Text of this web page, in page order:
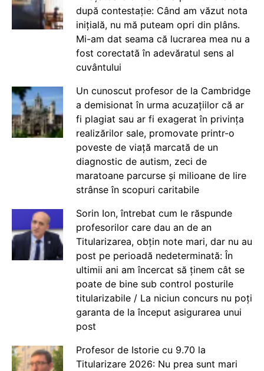
după contestație: Când am văzut nota
inițială, nu mă puteam opri din plâns.
Mi-am dat seama că lucrarea mea nu a
fost corectată în adevăratul sens al
cuvântului
Un cunoscut profesor de la Cambridge
a demisionat în urma acuzațiilor că ar
fi plagiat sau ar fi exagerat în privința
realizărilor sale, promovate printr-o
poveste de viață marcată de un
diagnostic de autism, zeci de
maratoane parcurse și milioane de lire
strânse în scopuri caritabile
Sorin Ion, întrebat cum le răspunde
profesorilor care dau an de an
Titularizarea, obțin note mari, dar nu au
post pe perioadă nedeterminată: În
ultimii ani am încercat să ținem cât se
poate de bine sub control posturile
titularizabile / La niciun concurs nu poți
garanta de la început asigurarea unui
post
Profesor de Istorie cu 9.70 la
Titularizare 2026: Nu prea sunt mari